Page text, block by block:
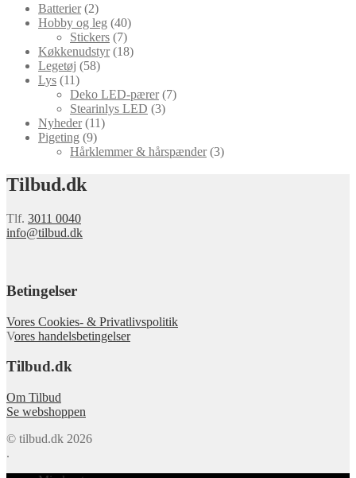
Batterier (2)
Hobby og leg (40)
Stickers (7)
Køkkenudstyr (18)
Legetøj (58)
Lys (11)
Deko LED-pærer (7)
Stearinlys LED (3)
Nyheder (11)
Pigeting (9)
Hårklemmer & hårspænder (3)
Tilbud.dk
Tlf. 3011 0040
info@tilbud.dk
Betingelser
Vores Cookies- & Privatlivspolitik
Vores handelsbetingelser
Tilbud.dk
Om Tilbud
Se webshoppen
© tilbud.dk 2026
.